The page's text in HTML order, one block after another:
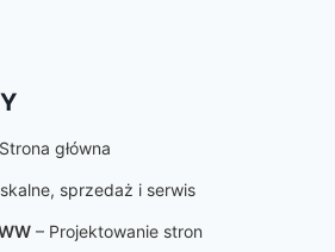
główna
sprzedaż i serwis
– Projektowanie stron